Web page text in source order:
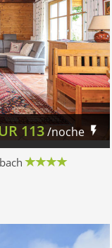
113/noche